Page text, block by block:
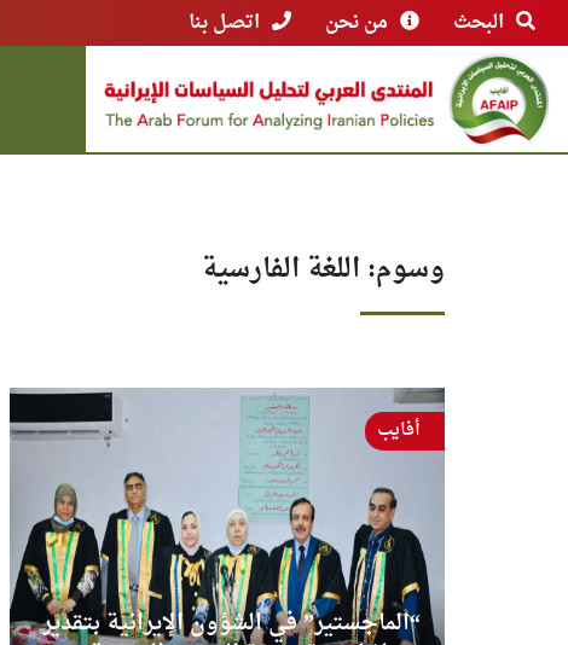
البحث من نحن اتصل بنا
وسوم: اللغة الفارسية
“الماجستير” في الشؤون الإيرانية بتقدير
أفايب